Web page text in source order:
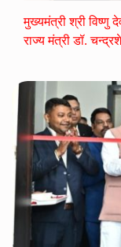
मुख्यमंत्री श्री विष्णु
राज्य मंत्री डॉ.